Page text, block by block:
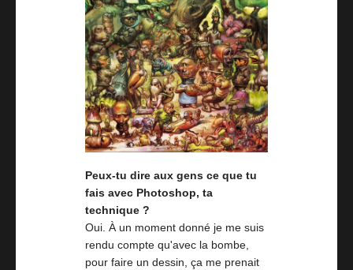
Peux-tu dire aux gens ce que tu
fais avec Photoshop, ta
technique ?
Oui. À un moment donné je me suis
rendu compte qu'avec la bombe,
pour faire un dessin, ça me prenait